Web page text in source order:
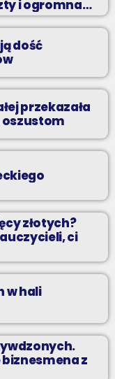
i ogromna
dość
przekazała
oszustom
złotych?
ci
w hali
z